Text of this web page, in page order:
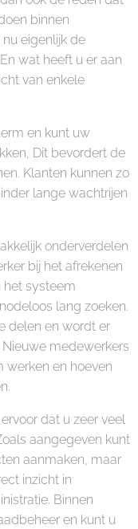
binnen
eigenlijk de
wat heeft u er aan
van enkele
en kunt uw
Dit bevordert de
Klanten kunnen zo
lange wachtrijen
onderverdelen
bij het afrekenen
het systeem
lang zoeken.
delen en wordt er
medewerkers
werken en hoeven
dat u zeer veel
aangegeven kunt
aanmaken, maar
inzicht in
Binnen
en kunt u